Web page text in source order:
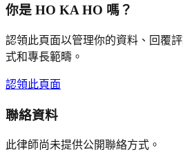
你是 HO KA HO 嗎？
認領此頁面以管理你的資料、回覆
式和專長範疇。
認領此頁面
聯絡資料
此律師尚未提供公開聯絡方式。